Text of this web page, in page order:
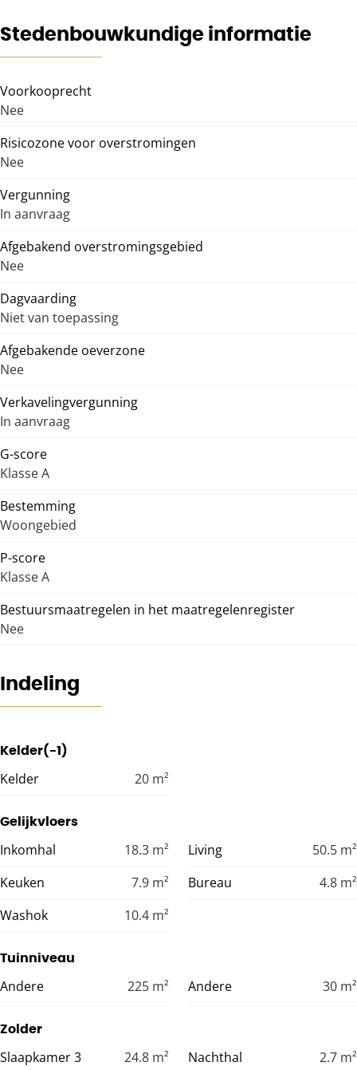
Stedenbouwkundige informatie
Voorkooprecht
Nee
Risicozone voor overstromingen
Nee
Vergunning
In aanvraag
Afgebakend overstromingsgebied
Nee
Dagvaarding
Niet van toepassing
Afgebakende oeverzone
Nee
Verkavelingvergunning
In aanvraag
G-score
Klasse A
Bestemming
Woongebied
P-score
Klasse A
Bestuursmaatregelen in het maatregelenregister
Nee
Indeling
Kelder(-1)
Kelder 20 m²
Gelijkvloers
Inkomhal 18.3 m² Living 50.5 m²
Keuken
7.9 m² Bureau 4.8 m²
Washok
10.4 m²
Tuinniveau
Andere 225 m² Andere 30 m²
Zolder
Slaapkamer 3 24.8 m² Nachthal 2.7 m²